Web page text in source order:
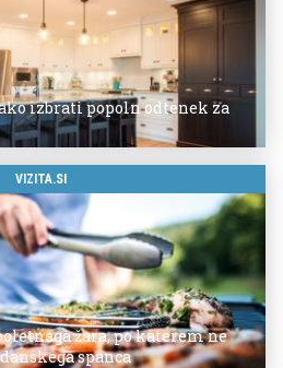
izbrati popoln odtenek za
VIZITA.SI
žara, po katerem ne
spanca